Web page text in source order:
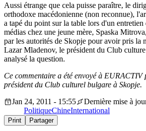
Aussi étrange que cela puisse paraître, le
orthodoxe macédonienne (non reconnue),
a tapé du point sur la table lors d'un
médias chez une jeune mère, Spaska
par les autorités de Skopje pour avoir pris la
Lazar Mladenov, le président du Club
analysé la question.
Ce commentaire a été envoyé à EURACTIV
président du Club culturel bulgare à Skopje.
Jan 24, 2011 - 15:55
Dernière mise à
PolitiqueChineInternational
Print Partager